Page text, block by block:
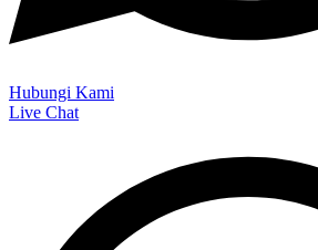
Hubungi Kami
Live Chat